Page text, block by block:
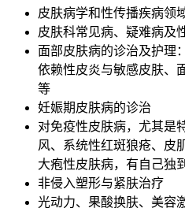
皮肤病学和性传播疾病领
皮肤科常见病、疑难病及
面部皮肤病的诊治及护理
依赖性皮炎与敏感皮肤、
等
妊娠期皮肤病的诊治
对免疫性皮肤病，尤其是
风、系统性红斑狼疮、皮
大疱性皮肤病，有自己独
非侵入塑形与紧肤治疗
光动力、果酸换肤、美容